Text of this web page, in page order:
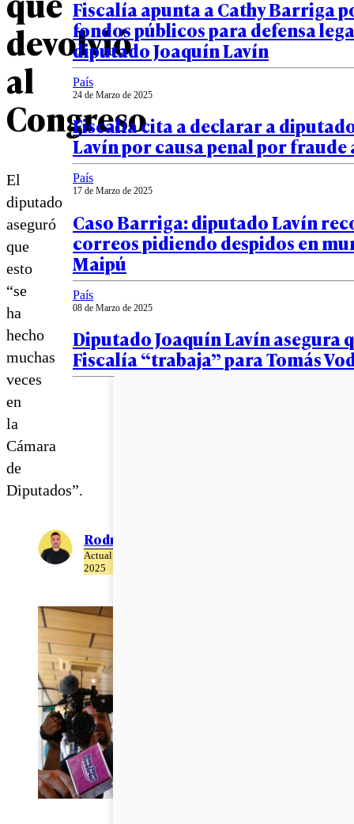
devolvió
al
Congreso
El
diputado
aseguró
que
esto
“se
ha
hecho
muchas
veces
en
la
Cámara
de
Diputados”.
Rodrigo León
Actualizado el 16 de Abril del
2025
Fiscalía apunta a Cathy Barriga
fondos públicos para defensa
diputado Joaquín Lavín
País
24 de Marzo de 2025
Fiscalía cita a declarar a
Lavín por causa penal por fraude
País
17 de Marzo de 2025
Caso Barriga: diputado Lavín
correos pidiendo despidos en
Maipú
País
08 de Marzo de 2025
Diputado Joaquín Lavín asegura
Fiscalía “trabaja” para Tomás